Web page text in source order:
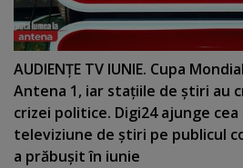
AUDIENŢE TV IUNIE. Cupa
Antena 1, iar staţiile de ştiri au
crizei politice. Digi24 ajunge
televiziune de ştiri pe publicul
a prăbuşit în iunie